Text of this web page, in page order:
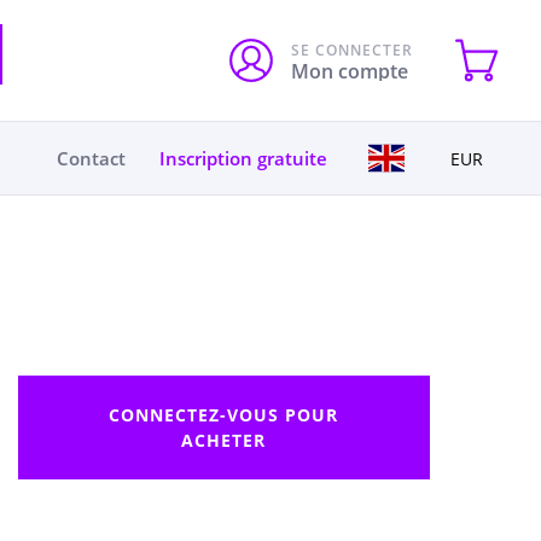
SE CONNECTER
Mon compte
Contact Inscription gratuite EUR
CONNECTEZ-VOUS POUR
ACHETER